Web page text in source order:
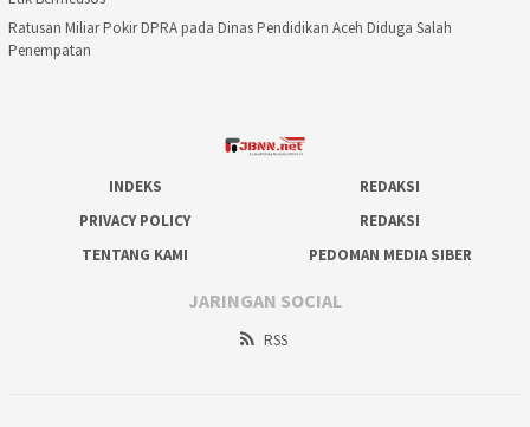
Ratusan Miliar Pokir DPRA pada Dinas Pendidikan Aceh Diduga Salah
Penempatan
INDEKS
REDAKSI
PRIVACY POLICY
REDAKSI
TENTANG KAMI
PEDOMAN MEDIA SIBER
JARINGAN SOCIAL
RSS